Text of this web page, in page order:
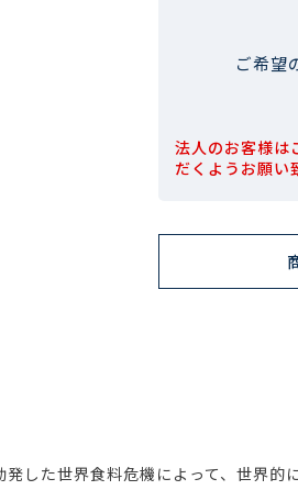
ご希望
法人のお客様は
だくようお願い
た世界食料危機によって、世界的